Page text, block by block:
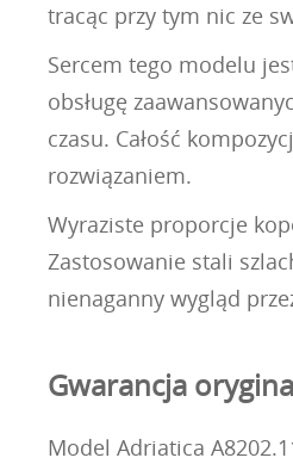
tracąc przy tym nic ze
Sercem tego modelu
obsługę
czasu. Całość
rozwiązaniem.
Wyraziste proporcje
Zastosowanie stali
nienaganny wygląd
Gwarancja
Model Adriatica